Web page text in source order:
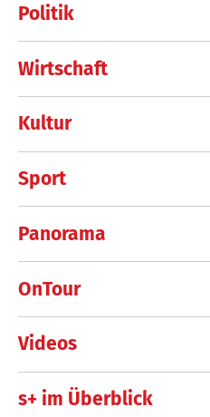
Politik
Wirtschaft
Kultur
Sport
Panorama
OnTour
Videos
s+ im Überblick